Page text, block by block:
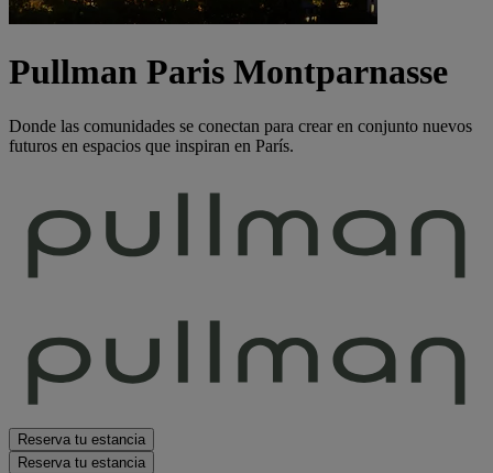
Pullman Paris Montparnasse
Donde las comunidades se conectan para crear en conjunto nuevos
futuros en espacios que inspiran en París.
Reserva tu estancia
Reserva tu estancia